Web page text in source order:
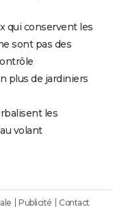
qui conservent les
sont pas des
plus de jardiniers
les
volant
Publicité Contact